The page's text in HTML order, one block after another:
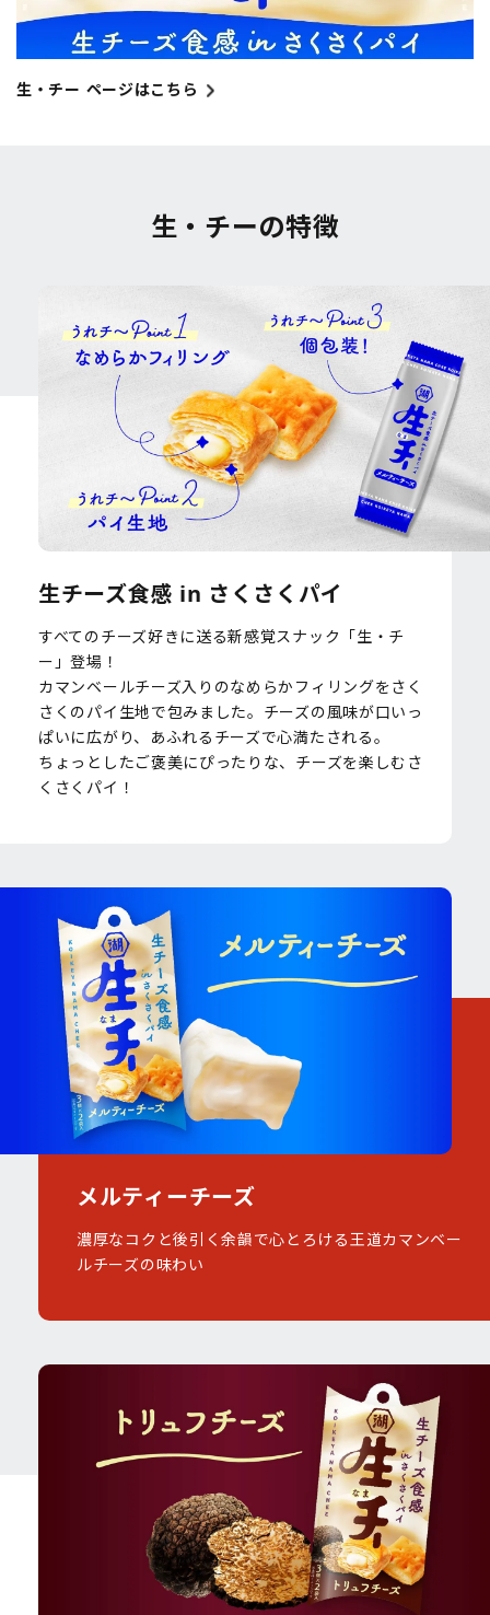
生・チー ページはこちら
生・チーの特徴
生チーズ食感 in さくさくパイ
すべてのチーズ好きに送る新感覚スナック「生・チ
ー」登場！
カマンベールチーズ入りのなめらかフィリングをさく
さくのパイ生地で包みました。チーズの風味が口いっ
ぱいに広がり、あふれるチーズで心満たされる。
ちょっとしたご褒美にぴったりな、チーズを楽しむさ
くさくパイ！
メルティーチーズ
濃厚なコクと後引く余韻で心とろける王道カマンベー
ルチーズの味わい